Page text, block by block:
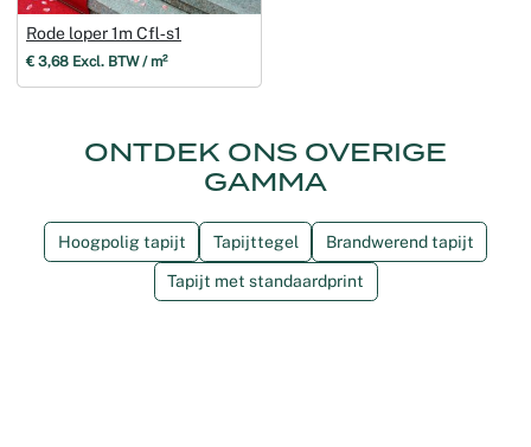
Rode loper 1m Cfl‑s1
€ 3,68 Excl. BTW / m²
ONTDEK ONS OVERIGE
GAMMA
Hoogpolig tapijt Tapijttegel Brandwerend tapijt
Tapijt met standaardprint